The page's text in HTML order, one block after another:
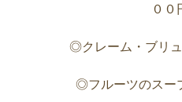
００
◎クレーム・ブリュ
◎フルーツのスー